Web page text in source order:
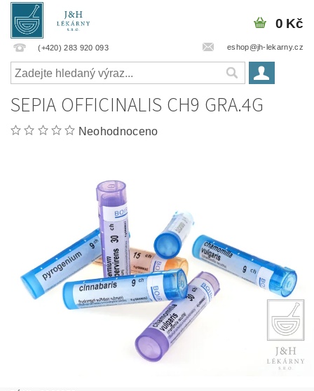
(+420) 283 920 093 eshop@jh-lekarny.cz
0 Kč
SEPIA OFFICINALIS CH9 GRA.4G
Neohodnoceno